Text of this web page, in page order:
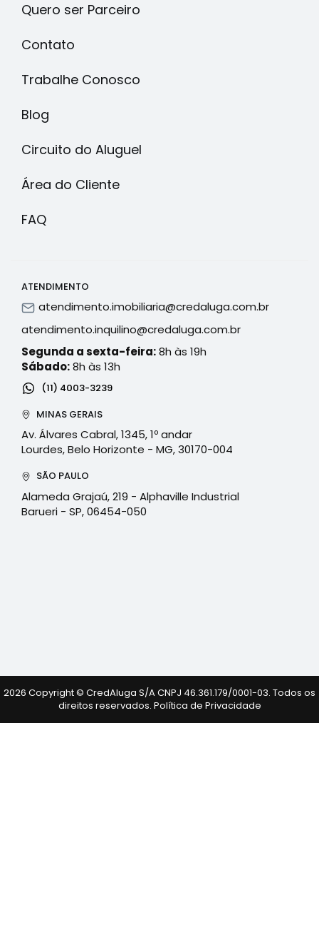
Quero ser Parceiro
Contato
Trabalhe Conosco
Blog
Circuito do Aluguel
Área do Cliente
FAQ
ATENDIMENTO
atendimento.imobiliaria@credaluga.com.br
atendimento.inquilino@credaluga.com.br
Segunda a sexta-feira:8h às 19h
Sábado:8h às 13h
(11) 4003-3239
MINAS GERAIS
Av. Álvares Cabral, 1345, 1º andar
Lourdes, Belo Horizonte - MG, 30170-004
SÃO PAULO
Alameda Grajaú, 219 - Alphaville Industrial
Barueri - SP, 06454-050
2026 Copyright © CredAluga S/A CNPJ 46.361.179/0001-03. Todos os
direitos reservados. Política de Privacidade